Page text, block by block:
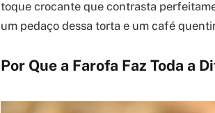
toque crocante que contrasta
um pedaço dessa torta e um café
Por Que a Farofa Faz Toda a